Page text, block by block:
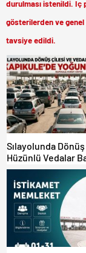
durulması istenildi. Iç
gösterilerden ve genel
tavsiye edildi.
Sılayolunda
Hüzünlü Vedalar
Kapıkule’de